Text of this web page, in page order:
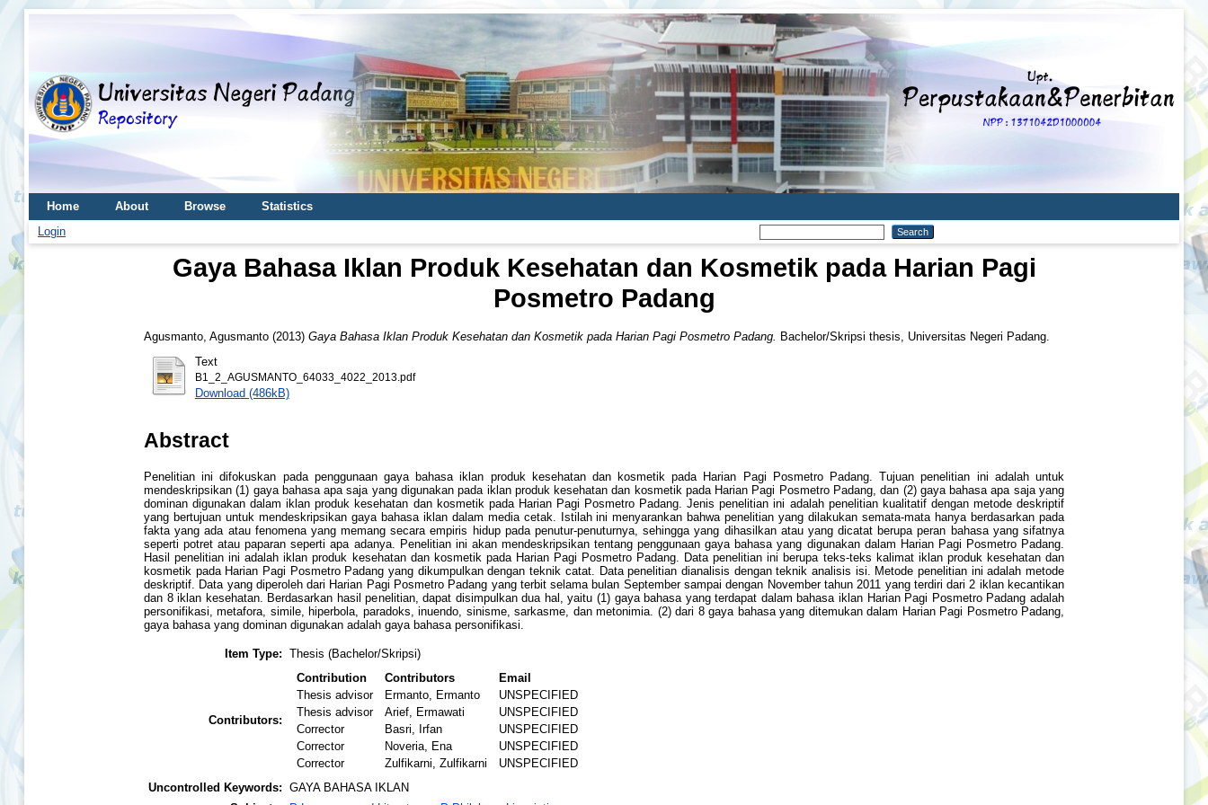
Home About Browse
Statistics
Login
Gaya Bahasa Iklan Produk Kesehatan dan Kosmetik pada Harian Pagi
Posmetro Padang
Agusmanto, Agusmanto (2013) Gaya Bahasa Iklan Produk Kesehatan dan Kosmetik pada Harian Pagi Posmetro Padang.
Bachelor/Skripsi thesis, Universitas Negeri Padang.
Text
B1_2_AGUSMANTO_64033_4022_2013.pdf
Download (486kB)
Abstract
Penelitian ini difokuskan pada penggunaan gaya bahasa iklan produk kesehatan dan kosmetik pada Harian Pagi Posmetro Padang. Tujuan penelitian ini adalah untuk
mendeskripsikan (1) gaya bahasa apa saja yang digunakan pada iklan produk kesehatan dan kosmetik pada Harian Pagi Posmetro Padang, dan (2) gaya bahasa apa saja yang
dominan digunakan dalam iklan produk kesehatan dan kosmetik pada Harian Pagi Posmetro Padang. Jenis penelitian ini adalah penelitian kualitatif dengan metode deskriptif
yang bertujuan untuk mendeskripsikan gaya bahasa iklan dalam media cetak. Istilah ini menyarankan bahwa penelitian yang dilakukan semata-mata hanya berdasarkan pada
fakta yang ada atau fenomena yang memang secara empiris hidup pada penutur-penuturnya, sehingga yang dihasilkan atau yang dicatat berupa peran bahasa yang sifatnya
seperti potret atau paparan seperti apa adanya. Penelitian ini akan mendeskripsikan tentang penggunaan gaya bahasa yang digunakan dalam Harian Pagi Posmetro Padang.
Hasil penelitian ini adalah iklan produk kesehatan dan kosmetik pada Harian Pagi Posmetro Padang. Data penelitian ini berupa teks-teks kalimat iklan produk kesehatan dan
kosmetik pada Harian Pagi Posmetro Padang yang dikumpulkan dengan teknik catat. Data penelitian dianalisis dengan teknik analisis isi. Metode penelitian ini adalah metode
deskriptif. Data yang diperoleh dari Harian Pagi Posmetro Padang yang terbit selama bulan September sampai dengan November tahun 2011 yang terdiri dari 2 iklan kecantikan
dan 8 iklan kesehatan. Berdasarkan hasil penelitian, dapat disimpulkan dua hal, yaitu (1) gaya bahasa yang terdapat dalam bahasa iklan Harian Pagi Posmetro Padang adalah
personifikasi, metafora, simile, hiperbola, paradoks, inuendo, sinisme, sarkasme, dan metonimia. (2) dari 8 gaya bahasa yang ditemukan dalam Harian Pagi Posmetro Padang,
gaya bahasa yang dominan digunakan adalah gaya bahasa personifikasi.
Item Type: Thesis (Bachelor/Skripsi)
Contributors:
Contribution Contributors
Email
Thesis advisor
Ermanto, Ermanto
UNSPECIFIED
Thesis advisor
Arief, Ermawati
UNSPECIFIED
Corrector
Basri, Irfan
UNSPECIFIED
Corrector
Noveria, Ena
UNSPECIFIED
Corrector
Zulfikarni, Zulfikarni
UNSPECIFIED
Uncontrolled Keywords: GAYA BAHASA IKLAN